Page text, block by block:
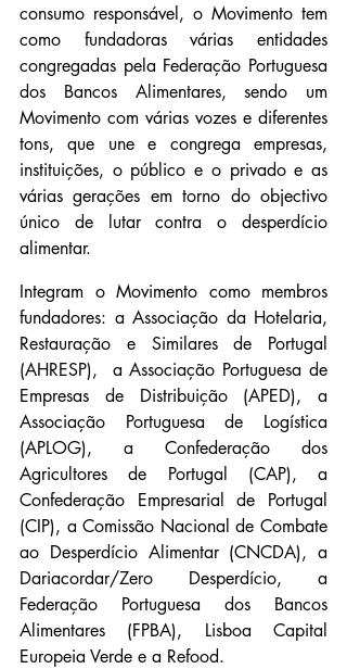
consumo responsável, o Movimento tem
como fundadoras várias entidades
congregadas pela Federação Portuguesa
dos Bancos Alimentares, sendo um
Movimento com várias vozes e diferentes
tons, que une e congrega empresas,
instituições, o público e o privado e as
várias gerações em torno do objectivo
único de lutar contra o desperdício
alimentar.
Integram o Movimento como membros
fundadores: a Associação da Hotelaria,
Restauração e Similares de Portugal
(AHRESP),  a Associação Portuguesa de
Empresas de Distribuição (APED), a
Associação Portuguesa de Logística
(APLOG), a Confederação dos
Agricultores de Portugal (CAP), a
Confederação Empresarial de Portugal
(CIP), a Comissão Nacional de Combate
ao Desperdício Alimentar (CNCDA), a
Dariacordar/Zero Desperdício, a
Federação Portuguesa dos Bancos
Alimentares (FPBA), Lisboa Capital
Europeia Verde e a Refood.